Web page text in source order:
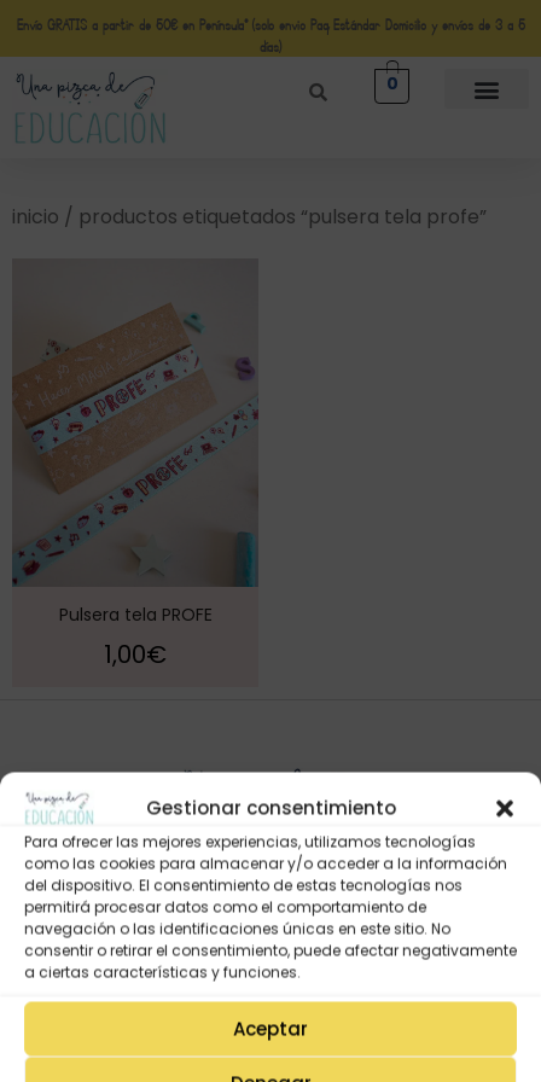
Gestionar consentimiento
Para ofrecer las mejores experiencias, utilizamos tecnologías
como las cookies para almacenar y/o acceder a la información
del dispositivo. El consentimiento de estas tecnologías nos
permitirá procesar datos como el comportamiento de
navegación o las identificaciones únicas en este sitio. No
consentir o retirar el consentimiento, puede afectar negativamente
a ciertas características y funciones.
Aceptar
Envío GRATIS a partir de 50€ en Península* (solo envio Paq Estándar Domicilio y envíos de 3 a 5
días)
0
inicio / productos etiquetados “pulsera tela profe”
Pulsera tela PROFE
1,00€
Mi Cuenta
Lista de deseos
Mi Perfil
Descargas